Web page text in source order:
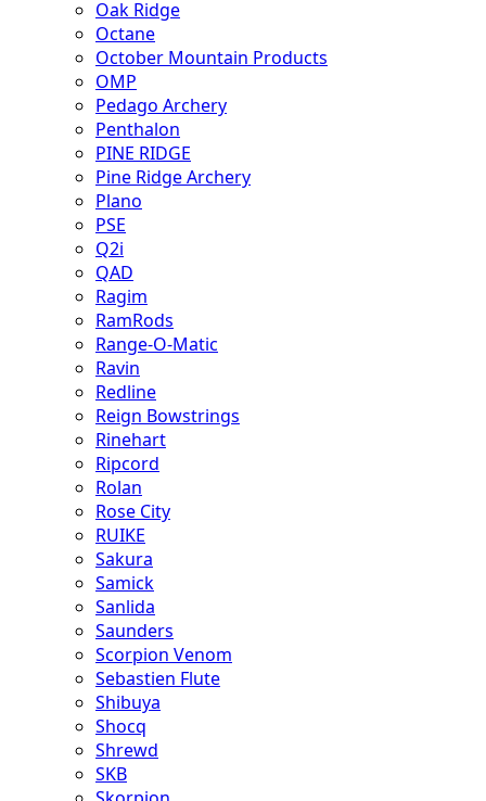
Oak Ridge
Octane
October Mountain Products
OMP
Pedago Archery
Penthalon
PINE RIDGE
Pine Ridge Archery
Plano
PSE
Q2i
QAD
Ragim
RamRods
Range-O-Matic
Ravin
Redline
Reign Bowstrings
Rinehart
Ripcord
Rolan
Rose City
RUIKE
Sakura
Samick
Sanlida
Saunders
Scorpion Venom
Sebastien Flute
Shibuya
Shocq
Shrewd
SKB